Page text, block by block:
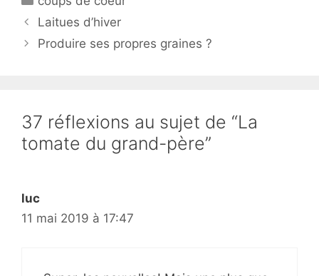
Laitues d’hiver
Produire ses propres graines ?
37 réflexions au sujet de “La
tomate du grand-père”
luc
11 mai 2019 à 17:47